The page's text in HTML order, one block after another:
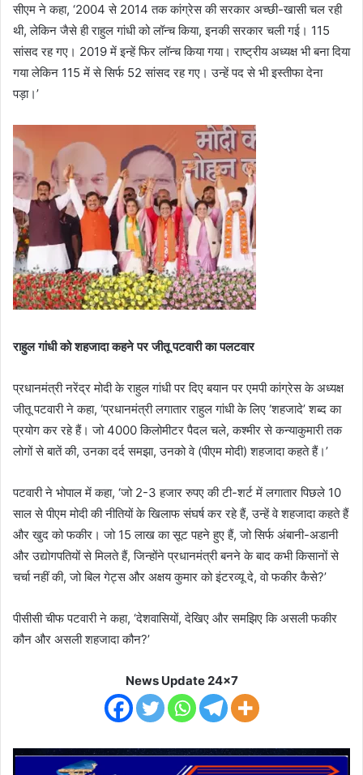
सीएम ने कहा, ‘2004 से 2014 तक कांग्रेस की सरकार अच्छी-खासी चल रही
थी, लेकिन जैसे ही राहुल गांधी को लॉन्च किया, इनकी सरकार चली गई। 115
सांसद रह गए। 2019 में इन्हें फिर लॉन्च किया गया। राष्ट्रीय अध्यक्ष भी बना दिया
गया लेकिन 115 में से सिर्फ 52 सांसद रह गए। उन्हें पद से भी इस्तीफा देना
पड़ा।’
राहुल गांधी को शहजादा कहने पर जीतू पटवारी का पलटवार
प्रधानमंत्री नरेंद्र मोदी के राहुल गांधी पर दिए बयान पर एमपी कांग्रेस के अध्यक्ष
जीतू पटवारी ने कहा, ‘प्रधानमंत्री लगातार राहुल गांधी के लिए ‘शहजादे’ शब्द का
प्रयोग कर रहे हैं। जो 4000 किलोमीटर पैदल चले, कश्मीर से कन्याकुमारी तक
लोगों से बातें की, उनका दर्द समझा, उनको वे (पीएम मोदी) शहजादा कहते हैं।’
पटवारी ने भोपाल में कहा, ‘जो 2-3 हजार रुपए की टी-शर्ट में लगातार पिछले 10
साल से पीएम मोदी की नीतियों के खिलाफ संघर्ष कर रहे हैं, उन्हें वे शहजादा कहते हैं
और खुद को फकीर। जो 15 लाख का सूट पहने हुए हैं, जो सिर्फ अंबानी-अडानी
और उद्योगपतियों से मिलते हैं, जिन्होंने प्रधानमंत्री बनने के बाद कभी किसानों से
चर्चा नहीं की, जो बिल गेट्स और अक्षय कुमार को इंटरव्यू दे, वो फकीर कैसे?’
पीसीसी चीफ पटवारी ने कहा, ‘देशवासियों, देखिए और समझिए कि असली फकीर
कौन और असली शहजादा कौन?’
News Update 24x7